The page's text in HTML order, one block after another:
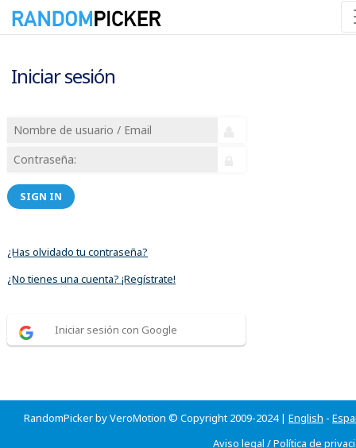
Iniciar sesión
SIGN IN
¿Has olvidado tu contraseña?
¿No tienes una cuenta? ¡Regístrate!
Iniciar sesión con Google
RandomPicker by VeroMotion © Copyright 2009-2024 | English -
Aviso legal /Política de